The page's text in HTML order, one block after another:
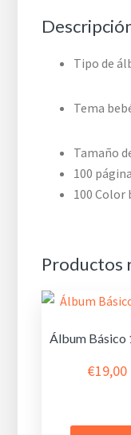
Tipo de
Tema
Tamaño
100
100 Color
Productos
Álbum Básico
€19,00